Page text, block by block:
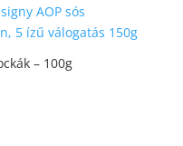
– 100g